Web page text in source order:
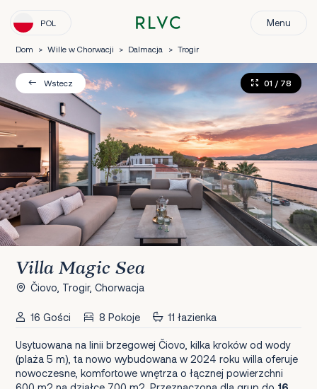
POL Menu
Dom > Wille w Chorwacji > Dalmacja > Trogir
Wstecz 01 / 78
Villa Magic Sea
Čiovo, Trogir, Chorwacja
16 Gości 8 Pokoje 11 łazienka
Usytuowana na linii brzegowej Čiovo, kilka kroków od wody
(plaża 5 m), ta nowo wybudowana w 2024 roku willa oferuje
nowoczesne, komfortowe wnętrza o łącznej powierzchni